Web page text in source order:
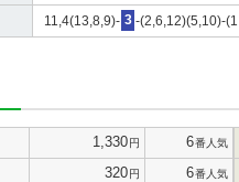
11,4(13,8,9)- 3 -(2,6,12)(5,10)-
1,330円 6番人気
320円 6番人気